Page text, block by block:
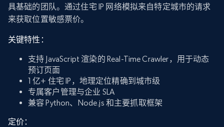
具基础的团队。通过住宅 IP 网络模拟来自特定城市的请求
来获取位置敏感票价。
关键特性：
支持 JavaScript 渲染的 Real-Time Crawler，用于动态
预订页面
1 亿+ 住宅 IP，地理定位精确到城市级
专属客户管理与企业 SLA
兼容 Python、Node.js 和主要抓取框架
定价：